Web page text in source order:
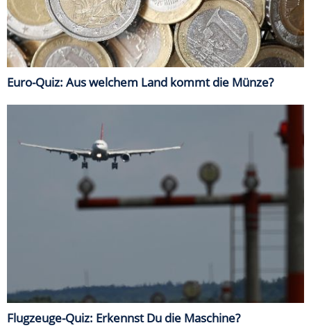
Euro-Quiz: Aus welchem Land kommt die Münze?
Flugzeuge-Quiz: Erkennst Du die Maschine?